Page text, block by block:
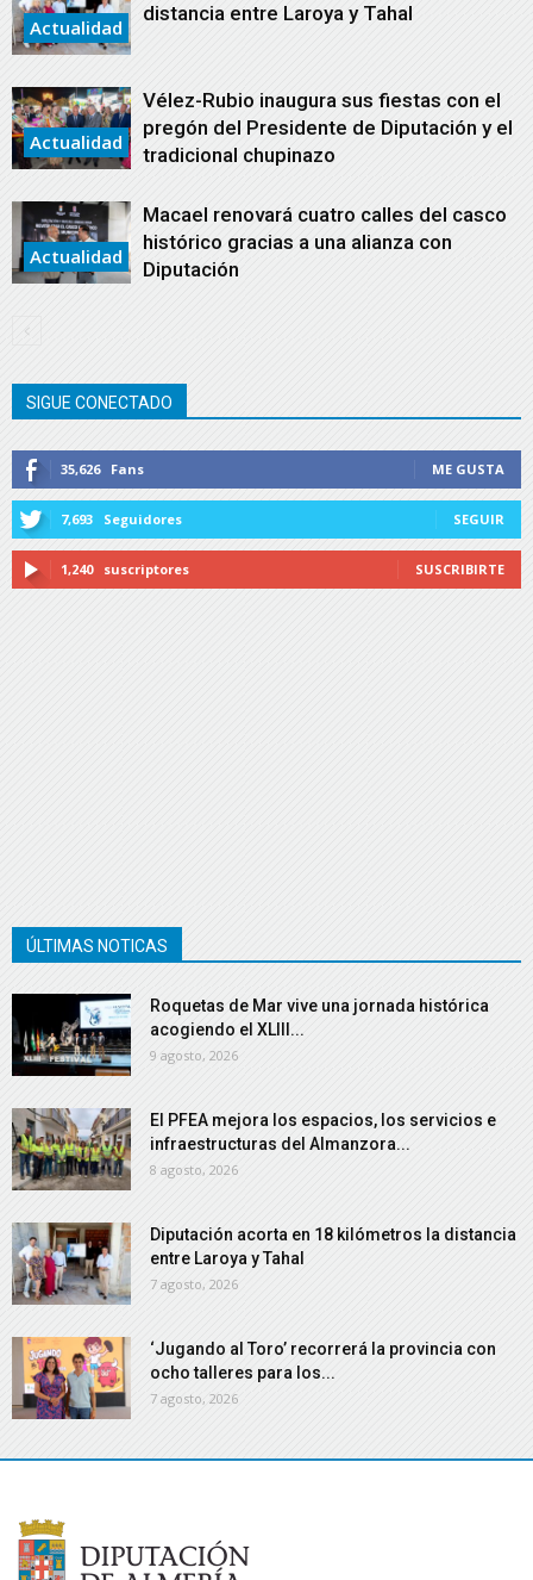
Actualidad
distancia entre Laroya y Tahal
Actualidad
Vélez-Rubio inaugura sus fiestas con el
pregón del Presidente de Diputación y el
tradicional chupinazo
Actualidad
Macael renovará cuatro calles del casco
histórico gracias a una alianza con
Diputación
SIGUE CONECTADO
35,626 Fans ME GUSTA
7,693 Seguidores SEGUIR
1,240 suscriptores SUSCRIBIRTE
ÚLTIMAS NOTICAS
Roquetas de Mar vive una jornada histórica
acogiendo el XLIII...
9 agosto, 2026
El PFEA mejora los espacios, los servicios e
infraestructuras del Almanzora...
8 agosto, 2026
Diputación acorta en 18 kilómetros la distancia
entre Laroya y Tahal
7 agosto, 2026
‘Jugando al Toro’ recorrerá la provincia con
ocho talleres para los...
7 agosto, 2026